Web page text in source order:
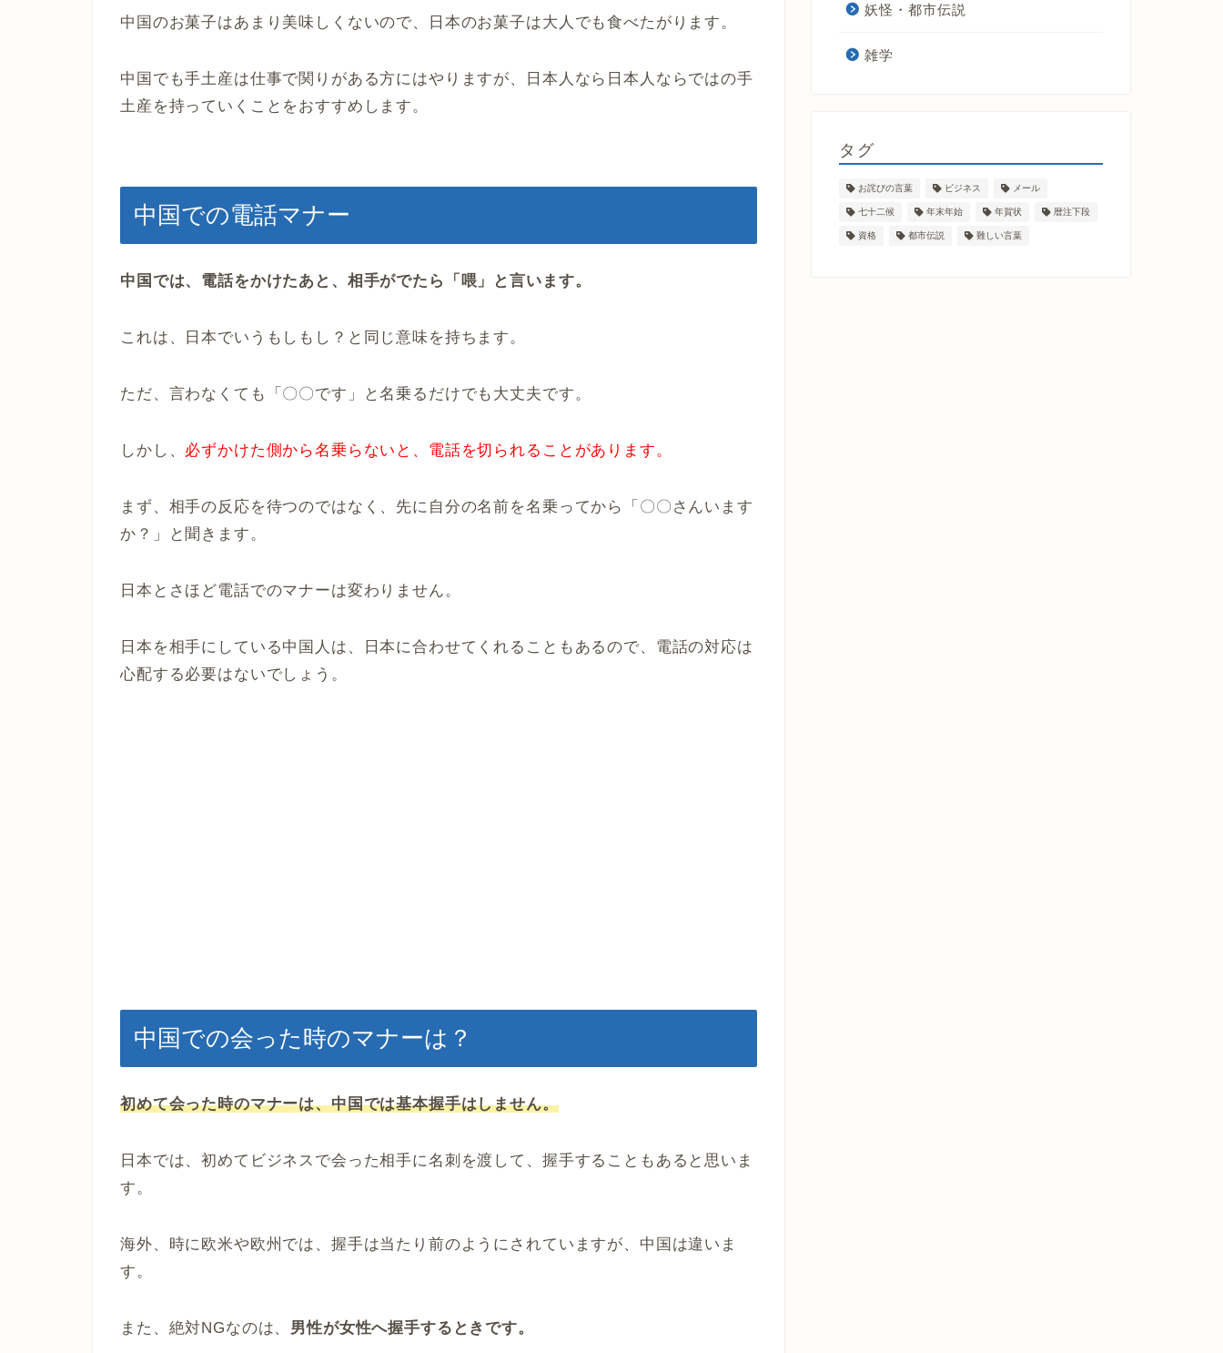
中国のお菓子はあまり美味しくないので、日本のお菓子は大人でも食べたがります。
中国でも手土産は仕事で関りがある方にはやりますが、日本人なら日本人ならではの手
土産を持っていくことをおすすめします。
中国での電話マナー
中国では、電話をかけたあと、相手がでたら「喂」と言います。
これは、日本でいうもしもし？と同じ意味を持ちます。
ただ、言わなくても「〇〇です」と名乗るだけでも大丈夫です。
しかし、 必ずかけた側から名乗らないと、電話を切られることがあります。
まず、相手の反応を待つのではなく、先に自分の名前を名乗ってから「〇〇さんいます
か？」と聞きます。
日本とさほど電話でのマナーは変わりません。
日本を相手にしている中国人は、日本に合わせてくれることもあるので、電話の対応は
心配する必要はないでしょう。
中国での会った時のマナーは？
初めて会った時のマナーは、中国では基本握手はしません。
日本では、初めてビジネスで会った相手に名刺を渡して、握手することもあると思いま
す。
海外、時に欧米や欧州では、握手は当たり前のようにされていますが、中国は違いま
す。
また、絶対NGなのは、 男性が女性へ握手するときです。
妖怪・都市伝説
雑学
タグ
お詫びの言葉 ビジネス メール
七十二候 年末年始 年賀状 暦注下段
資格 都市伝説 難しい言葉